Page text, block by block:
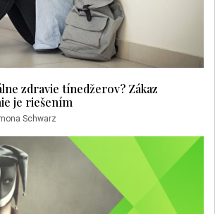
zdravie tínedžerov? Zákaz
je riešením
Schwarz